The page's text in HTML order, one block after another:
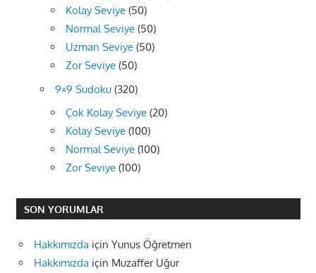
Kolay Seviye (50)
Normal Seviye (50)
Uzman Seviye (50)
Zor Seviye (50)
9×9 Sudoku (320)
Çok Kolay Seviye (20)
Kolay Seviye (100)
Normal Seviye (100)
Zor Seviye (100)
SON YORUMLAR
Hakkımızda için Yunus Öğretmen
Hakkımızda için Muzaffer Uğur